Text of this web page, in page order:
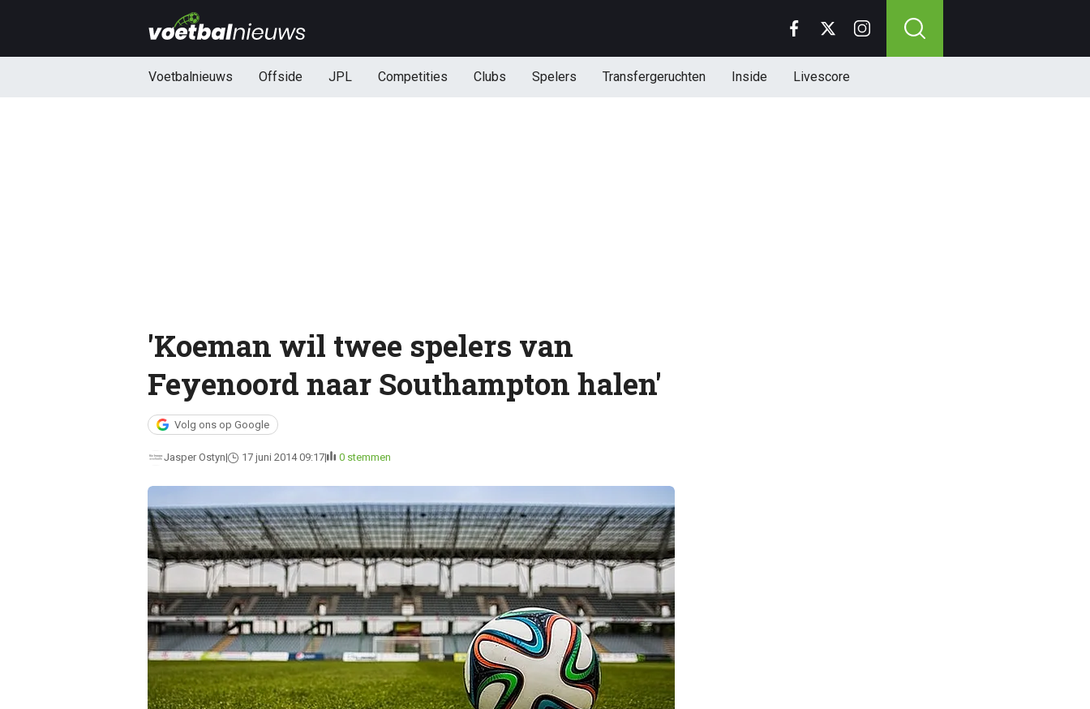
Voetbalnieuws Offside JPL Competities Clubs Spelers Transfergeruchten Inside Livescore
'Koeman wil twee spelers van
Feyenoord naar Southampton halen'
Volg ons op Google
Jasper Ostyn 17 juni 2014 09:17 0 stemmen